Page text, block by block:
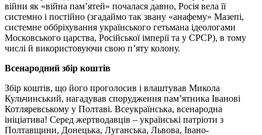
війни як «війна пам’ятей» почалася давно, Росія вела її
системно і постійно (згадаймо так звану «анафему» Мазепі,
системне оббріхування українського гетьмана ідеологами
Московського царства, Російської імперії та у СРСР), в тому
числі й використовуючи свою п’яту колону.
Всенародний збір коштів
Збір коштів, що його проголосив і влаштував Микола
Кульчинський, нагадував спорудження пам’ятника Іванові
Котляревському у Полтаві. Всеукраїнська, всенародна
ініціатива! Серед жертводавців – українські патріоти з
Полтавщини, Донецька, Луганська, Львова, Івано-